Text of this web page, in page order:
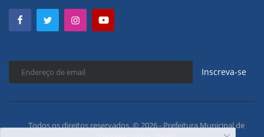
Inscreva-se
Todos os direitos reservados. © 2026 - Prefeitura Municipal de